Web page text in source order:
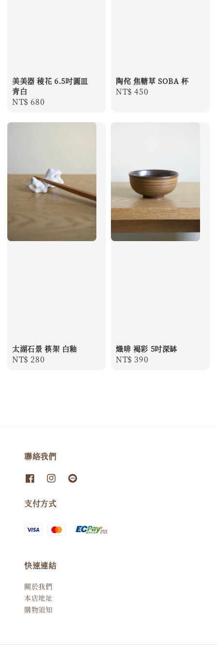
美美器 稜花 6.5吋圓皿
青白
Regular
NT$ 680
陶侘 焦糖草 SOBA 杯
Regular
NT$ 450
太湖石景 筷架 白釉
Regular
NT$ 280
熾啡 褐彩 5吋深缽
Regular
NT$ 390
聯絡我們
支付方式
快速連結
關於我們
本店地址
購物須知